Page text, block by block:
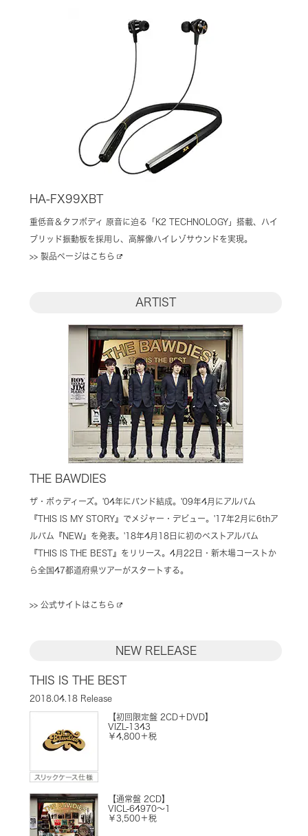
HA-FX99XBT
重低音＆タフボディ 原音に迫る「K2 TECHNOLOGY」搭載、ハイ
ブリッド振動板を採用し、高解像ハイレゾサウンドを実現。
>> 製品ページはこちら
ARTIST
THE BAWDIES
ザ・ボゥディーズ。'04年にバンド結成。'09年4月にアルバム
『THIS IS MY STORY』でメジャー・デビュー。'17年2月に6thア
ルバム『NEW』を発表。'18年4月18日に初のベストアルバム
『THIS IS THE BEST』をリリース。4月22日・新木場コーストか
ら全国47都道府県ツアーがスタートする。
>> 公式サイトはこちら
NEW RELEASE
THIS IS THE BEST
2018.04.18 Release
【初回限定盤 2CD＋DVD】
VIZL-1343
￥4,800＋税
【通常盤 2CD】
VICL-64970～1
￥3,500＋税